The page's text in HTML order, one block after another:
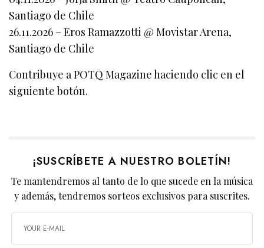
Santiago de Chile
26.11.2026 – Eros Ramazzotti @ Movistar Arena,
Santiago de Chile
Contribuye a POTQ Magazine haciendo clic en el
siguiente botón.
¡SUSCRÍBETE A NUESTRO BOLETÍN!
Te mantendremos al tanto de lo que sucede en la música
y además, tendremos sorteos exclusivos para suscrites.